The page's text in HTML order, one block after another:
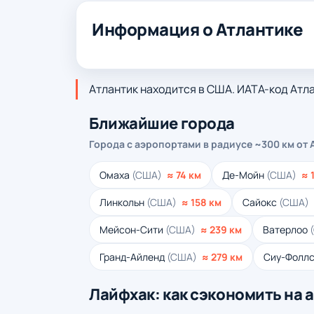
Информация о Атлантике
Атлантик находится в США. ИАТА-код
Ближайшие города
Города с аэропортами в радиусе ~300 км от
Омаха (США) ≈ 74 км Де-Мойн (США) ≈
Линкольн (США) ≈ 158 км Сайокс (США)
Мейсон-Сити (США) ≈ 239 км Ватерлоо
Гранд-Айленд (США) ≈ 279 км Сиу-
Лайфхак: как сэкономить на